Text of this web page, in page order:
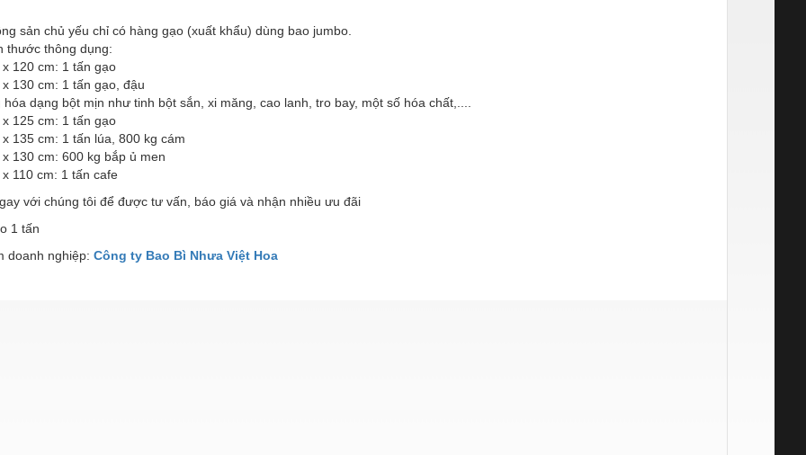
sản chủ yếu chỉ có hàng gạo (xuất khẩu) dùng bao jumbo.
thước thông dụng:
120 cm: 1 tấn gạo
130 cm: 1 tấn gạo, đậu
hóa dạng bột mịn như tinh bột sắn, xi măng, cao lanh, tro bay, một số hóa chất,....
125 cm: 1 tấn gạo
135 cm: 1 tấn lúa, 800 kg cám
130 cm: 600 kg bắp ủ men
110 cm: 1 tấn cafe
với chúng tôi để được tư vấn, báo giá và nhận nhiều ưu đãi
1 tấn
doanh nghiệp: Công ty Bao Bì Nhưa Việt Hoa